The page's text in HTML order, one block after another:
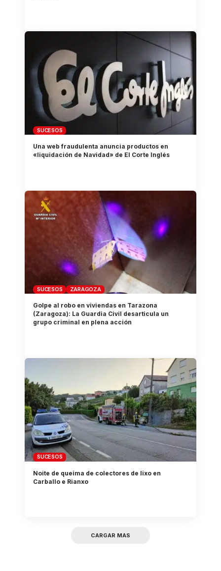
SUCESOS
Una web fraudulenta anuncia productos en
«liquidación de Navidad» de El Corte Inglés
SUCESOS ZARAGOZA
Golpe al robo en viviendas en Tarazona
(Zaragoza): La Guardia Civil desarticula un
grupo criminal en plena acción
SUCESOS
Noite de queima de colectores de lixo en
Carballo e Rianxo
CARGAR MAS